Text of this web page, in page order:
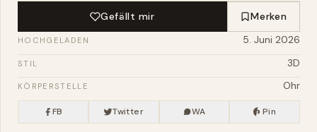
Gefällt mir Merken
HOCHGELADEN 5. Juni 2026
STIL 3D
KÖRPERSTELLE Ohr
FB Twitter WA Pin